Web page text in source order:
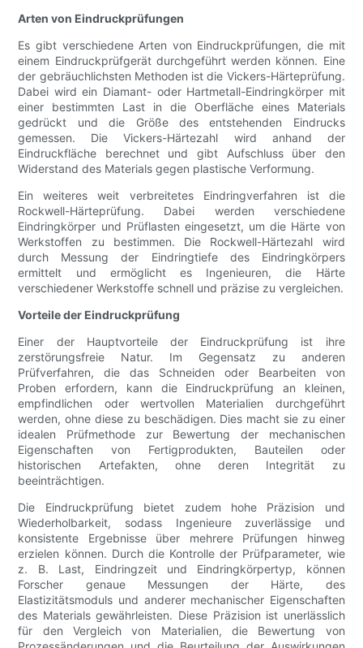
Arten von Eindruckprüfungen
Es gibt verschiedene Arten von Eindruckprüfungen, die mit
einem Eindruckprüfgerät durchgeführt werden können. Eine
der gebräuchlichsten Methoden ist die Vickers-Härteprüfung.
Dabei wird ein Diamant- oder Hartmetall-Eindringkörper mit
einer bestimmten Last in die Oberfläche eines Materials
gedrückt und die Größe des entstehenden Eindrucks
gemessen. Die Vickers-Härtezahl wird anhand der
Eindruckfläche berechnet und gibt Aufschluss über den
Widerstand des Materials gegen plastische Verformung.
Ein weiteres weit verbreitetes Eindringverfahren ist die
Rockwell-Härteprüfung. Dabei werden verschiedene
Eindringkörper und Prüflasten eingesetzt, um die Härte von
Werkstoffen zu bestimmen. Die Rockwell-Härtezahl wird
durch Messung der Eindringtiefe des Eindringkörpers
ermittelt und ermöglicht es Ingenieuren, die Härte
verschiedener Werkstoffe schnell und präzise zu vergleichen.
Vorteile der Eindruckprüfung
Einer der Hauptvorteile der Eindruckprüfung ist ihre
zerstörungsfreie Natur. Im Gegensatz zu anderen
Prüfverfahren, die das Schneiden oder Bearbeiten von
Proben erfordern, kann die Eindruckprüfung an kleinen,
empfindlichen oder wertvollen Materialien durchgeführt
werden, ohne diese zu beschädigen. Dies macht sie zu einer
idealen Prüfmethode zur Bewertung der mechanischen
Eigenschaften von Fertigprodukten, Bauteilen oder
historischen Artefakten, ohne deren Integrität zu
beeinträchtigen.
Die Eindruckprüfung bietet zudem hohe Präzision und
Wiederholbarkeit, sodass Ingenieure zuverlässige und
konsistente Ergebnisse über mehrere Prüfungen hinweg
erzielen können. Durch die Kontrolle der Prüfparameter, wie
z. B. Last, Eindringzeit und Eindringkörpertyp, können
Forscher genaue Messungen der Härte, des
Elastizitätsmoduls und anderer mechanischer Eigenschaften
des Materials gewährleisten. Diese Präzision ist unerlässlich
für den Vergleich von Materialien, die Bewertung von